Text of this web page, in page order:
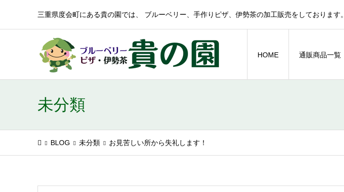
三重県度会町にある貴の園では、 ブルーベリー、手作りピザ、伊勢茶の加工販売をしております。
HOME 通販商品一覧
未分類
BLOG 未分類 お見苦しい所から失礼します！